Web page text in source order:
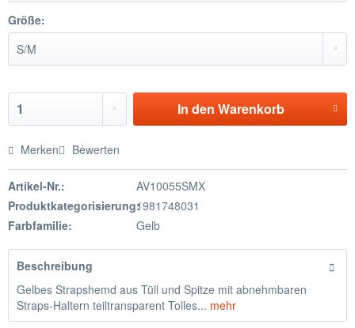
Größe:
In den Warenkorb
Merken Bewerten
Artikel-Nr.:
AV10055SMX
Produktkategorisierung:1981748031
Farbfamilie:
Gelb
Beschreibung
Gelbes Strapshemd aus Tüll und Spitze mit abnehmbaren
Straps-Haltern teiltransparent Tolles... mehr